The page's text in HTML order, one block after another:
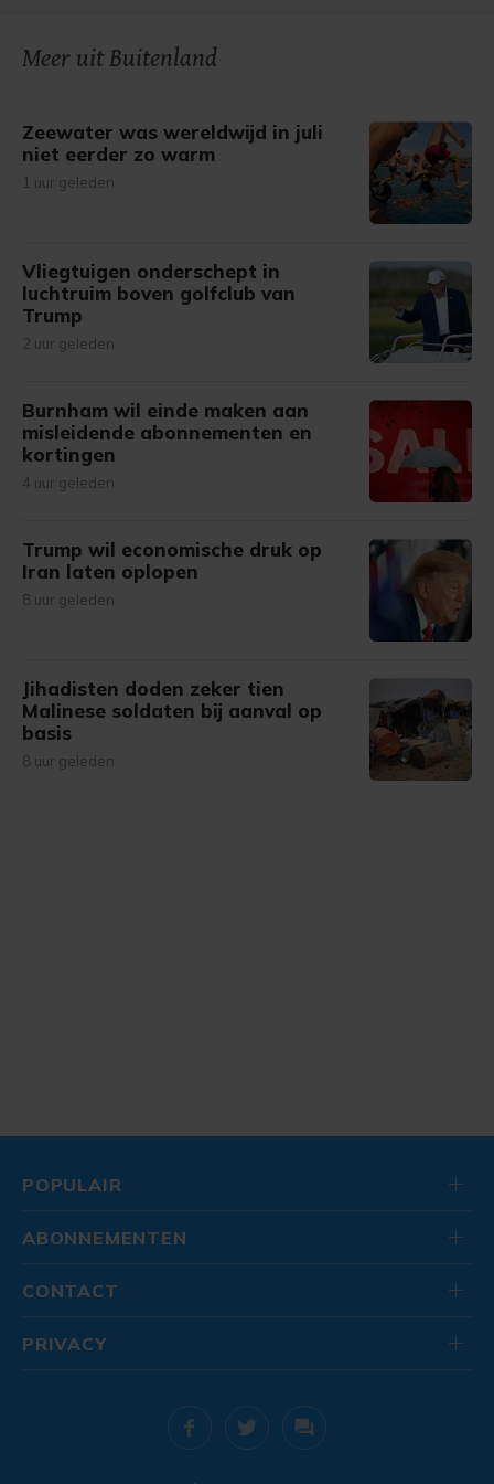
gemaakte keuze altijd wijzigen of intrekken.
Meer uit Buitenland
Zeewater was wereldwijd in juli
niet eerder zo warm
1 uur geleden
Vliegtuigen onderschept in
luchtruim boven golfclub van
Trump
2 uur geleden
Burnham wil einde maken aan
misleidende abonnementen en
kortingen
4 uur geleden
Trump wil economische druk op
Iran laten oplopen
8 uur geleden
Jihadisten doden zeker tien
Malinese soldaten bij aanval op
basis
8 uur geleden
POPULAIR
ABONNEMENTEN
CONTACT
PRIVACY